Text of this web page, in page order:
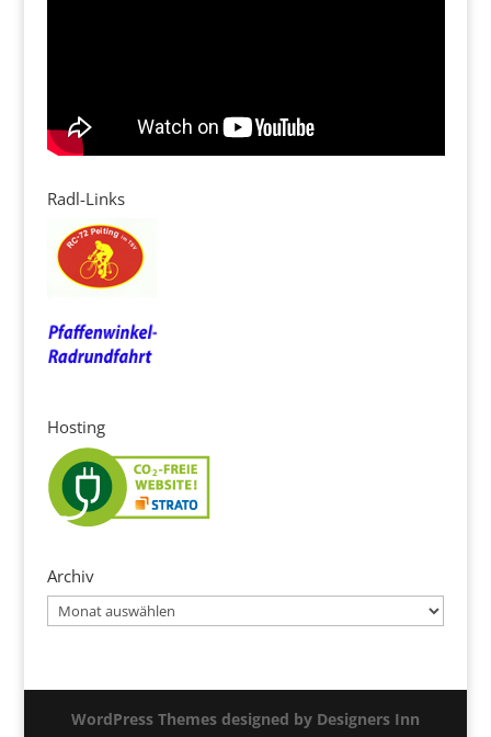
Radl-Links
Hosting
Archiv
Archiv
WordPress Themes designed by Designers Inn